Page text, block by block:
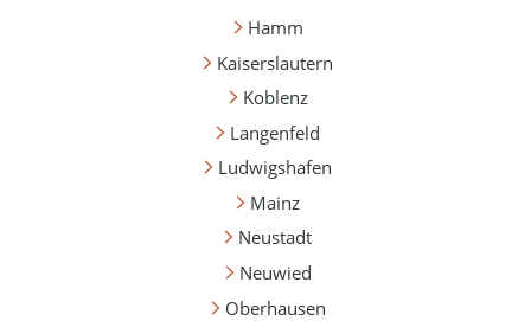
Hamm
Kaiserslautern
Koblenz
Langenfeld
Ludwigshafen
Mainz
Neustadt
Neuwied
Oberhausen